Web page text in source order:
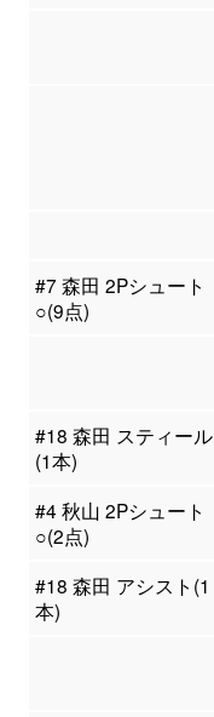
#7 森田 2Pシュート
○(9点)
#18 森田 スティール
(1本)
#4 秋山 2Pシュート
○(2点)
#18 森田 アシスト(1
本)